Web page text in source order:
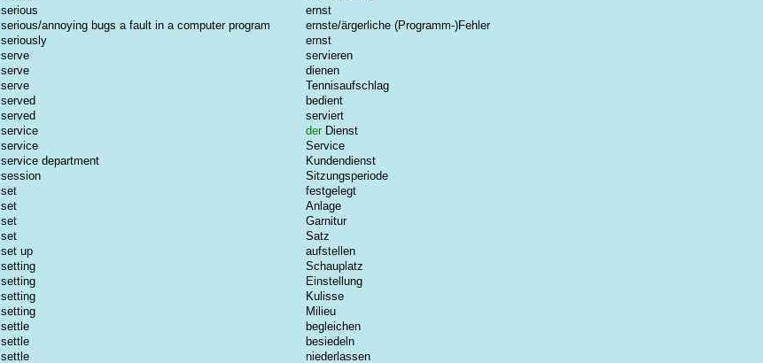
serious
ernst
serious/annoying bugs a fault in a computer program
ernste/ärgerliche (Programm-)Fehler
seriously
ernst
serve
servieren
serve
dienen
serve
Tennisaufschlag
served
bedient
served
serviert
service
der Dienst
service
Service
service department
Kundendienst
session
Sitzungsperiode
set
festgelegt
set
Anlage
set
Garnitur
set
Satz
set up
aufstellen
setting
Schauplatz
setting
Einstellung
setting
Kulisse
setting
Milieu
settle
begleichen
settle
besiedeln
settle
niederlassen